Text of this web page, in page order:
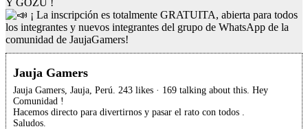
Y GOZU !
¡ La inscripción es totalmente GRATUITA, abierta para todos
los integrantes y nuevos integrantes del grupo de WhatsApp de la
comunidad de JaujaGamers!
Jauja Gamers
Jauja Gamers, Jauja, Perú. 243 likes · 169 talking about this. Hey
Comunidad !
Hacemos directo para divertirnos y pasar el rato con todos .
Saludos.